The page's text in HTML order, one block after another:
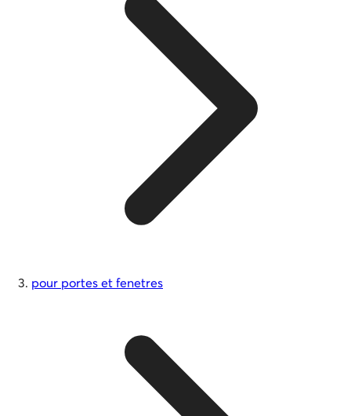
pour portes et fenetres